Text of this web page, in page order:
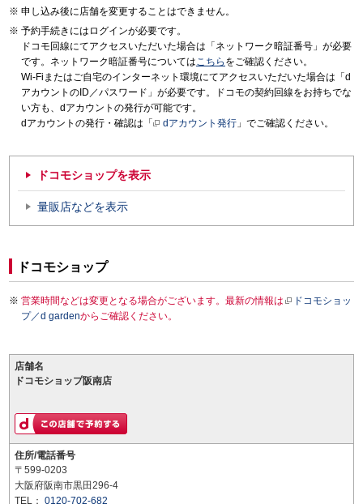
申し込み後に店舗を変更することはできません。
予約手続きにはログインが必要です。
ドコモ回線にてアクセスいただいた場合は「ネットワーク暗証番号」が必要
です。ネットワーク暗証番号についてはこちら をご確認ください。
Wi-Fiまたはご自宅のインターネット環境にてアクセスいただいた場合は「d
アカウントのID／パスワード」が必要です。ドコモの契約回線をお持ちでな
い方も、dアカウントの発行が可能です。
dアカウントの発行・確認は「
dアカウント発行 」でご確認ください。
ドコモショップを表示
量販店などを表示
ドコモショップ
営業時間などは変更となる場合がございます。最新の情報は
ドコモショッ
プ／d gardenからご確認ください。
店舗名
ドコモショップ阪南店
住所/電話番号
〒599-0203
大阪府阪南市黒田296-4
TEL： 0120-702-682